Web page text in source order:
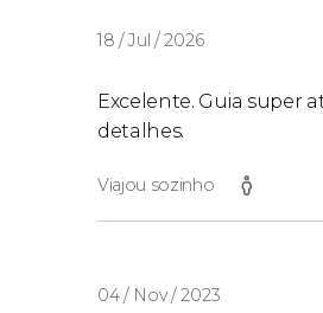
18 / Jul / 2026
Excelente. Guia super
detalhes.
Viajou sozinho
04 / Nov / 2023